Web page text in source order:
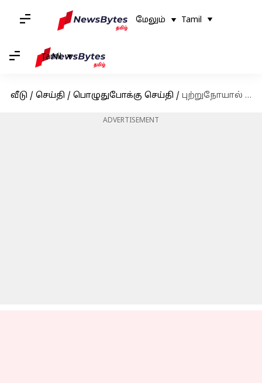
மேலும் Tamil
Tamil
வீடு / செய்தி / பொழுதுபோக்கு செய்தி / புற்றுநோயால் பாதிக்கப்பட்ட ரசிகரின் 'கடைசி ஆசையை' நிறைவேற்றிய ஷாருக்கான்!
ADVERTISEMENT